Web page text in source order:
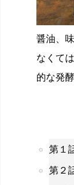
醤油、
なくて
的な発
第１
第２